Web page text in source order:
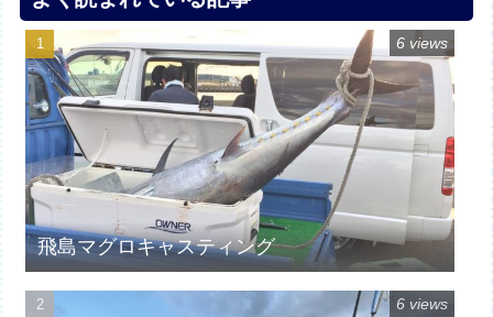
飛島マグロキャスティング
6 views
6 views